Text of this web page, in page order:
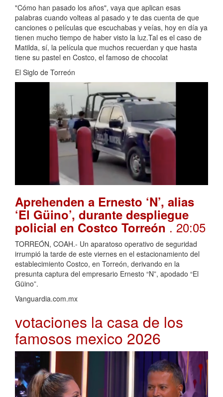
"Cómo han pasado los años", vaya que aplican esas
palabras cuando volteas al pasado y te das cuenta de que
canciones o películas que escuchabas y veías, hoy en día ya
tienen mucho tiempo de haber visto la luz.Tal es el caso de
Matilda, sí, la película que muchos recuerdan y que hasta
tiene su pastel en Costco, el famoso de chocolat
El Siglo de Torreón
Aprehenden a Ernesto ‘N’, alias
‘El Güino’, durante despliegue
policial en Costco Torreón. 20:05
TORREÓN, COAH.- Un aparatoso operativo de seguridad
irrumpió la tarde de este viernes en el estacionamiento del
establecimiento Costco, en Torreón, derivando en la
presunta captura del empresario Ernesto “N”, apodado “El
Güino”.
Vanguardia.com.mx
votaciones la casa de los
famosos mexico 2026